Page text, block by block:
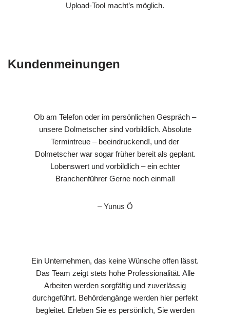
Upload-Tool macht’s möglich.
Kundenmeinungen
Ob am Telefon oder im persönlichen Gespräch –
unsere Dolmetscher sind vorbildlich. Absolute
Termintreue – beeindruckend!, und der
Dolmetscher war sogar früher bereit als geplant.
Lobenswert und vorbildlich – ein echter
Branchenführer Gerne noch einmal!
– Yunus Ö
Ein Unternehmen, das keine Wünsche offen lässt.
Das Team zeigt stets hohe Professionalität. Alle
Arbeiten werden sorgfältig und zuverlässig
durchgeführt. Behördengänge werden hier perfekt
begleitet. Erleben Sie es persönlich, Sie werden